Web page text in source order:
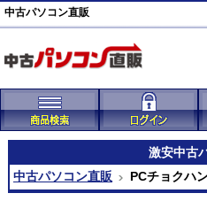
中古パソコン直販
激安中古
中古パソコン直販
PCチョクハ